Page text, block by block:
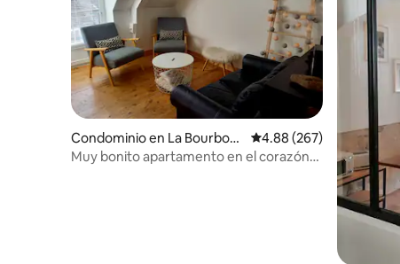
Condominio en La Bourboul
e
Calificación promedio:
4.88 (267)
Muy bonito apartamento en el corazón